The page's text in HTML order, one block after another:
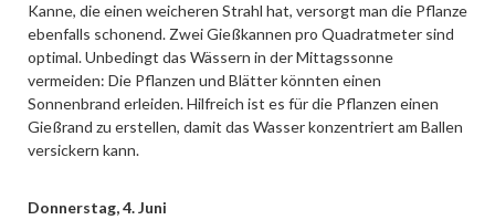
Kanne, die einen weicheren Strahl hat, versorgt man die Pflanze
ebenfalls schonend. Zwei Gießkannen pro Quadratmeter sind
optimal. Unbedingt das Wässern in der Mittagssonne
vermeiden: Die Pflanzen und Blätter könnten einen
Sonnenbrand erleiden. Hilfreich ist es für die Pflanzen einen
Gießrand zu erstellen, damit das Wasser konzentriert am Ballen
versickern kann.
Donnerstag,4. Juni